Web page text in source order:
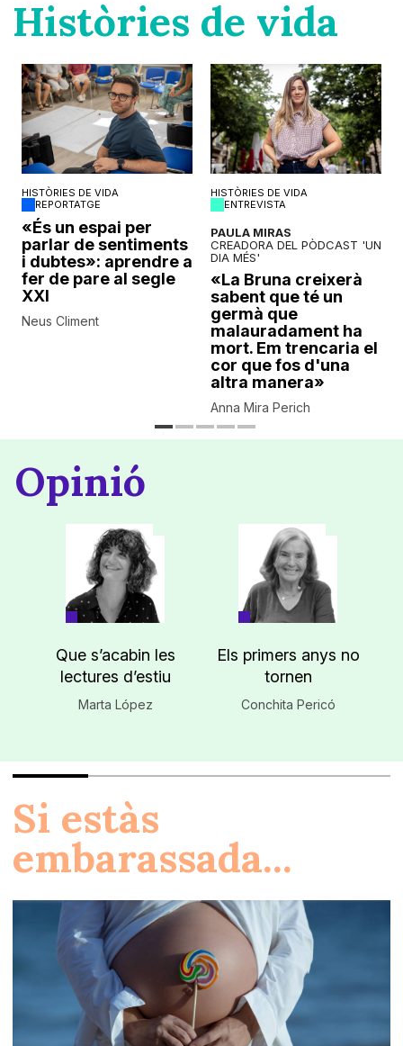
Històries de vida
HISTÒRIES DE VIDA
REPORTATGE
«És un espai per
parlar de sentiments
i dubtes»: aprendre a
fer de pare al segle
XXI
Neus Climent
HISTÒRIES DE VIDA
ENTREVISTA
PAULA MIRAS
CREADORA DEL PÒDCAST 'UN
DIA MÉS'
«La Bruna creixerà
sabent que té un
germà que
malauradament ha
mort. Em trencaria el
cor que fos d'una
altra manera»
Anna Mira Perich
Opinió
Que s’acabin les
lectures d’estiu
Marta López
Els primers anys no
tornen
Conchita Pericó
Si estàs
embarassada...